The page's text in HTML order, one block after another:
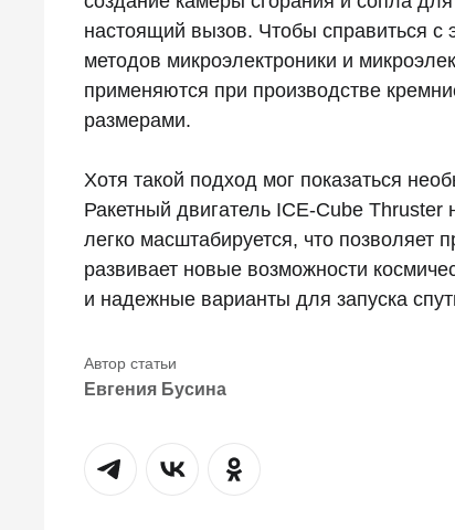
настоящий вызов. Чтобы справиться с
методов микроэлектроники и
применяются при производстве
размерами.
Хотя такой подход мог показаться
Ракетный двигатель ICE-Cube
легко масштабируется, что позволяет
развивает новые возможности
и надежные варианты для запуска
Евгения Бусина